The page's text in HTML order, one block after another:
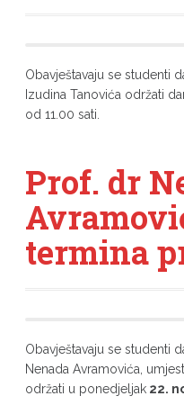
Obavještavaju se studenti
Izudina Tanovića održati
od 11.00 sati.
Prof. dr
termina
Obavještavaju se studenti
Nenada Avramovića,
održati u ponedjeljak22.